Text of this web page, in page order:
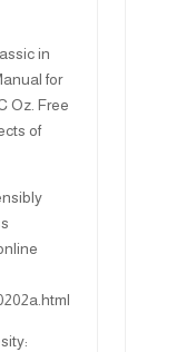
in
for
Oz. Free
of